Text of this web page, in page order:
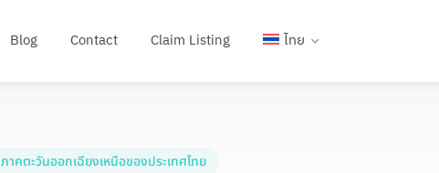
Blog Contact Claim Listing ไทย
ภาคตะวันออกเฉียงเหนือของประเทศไทย